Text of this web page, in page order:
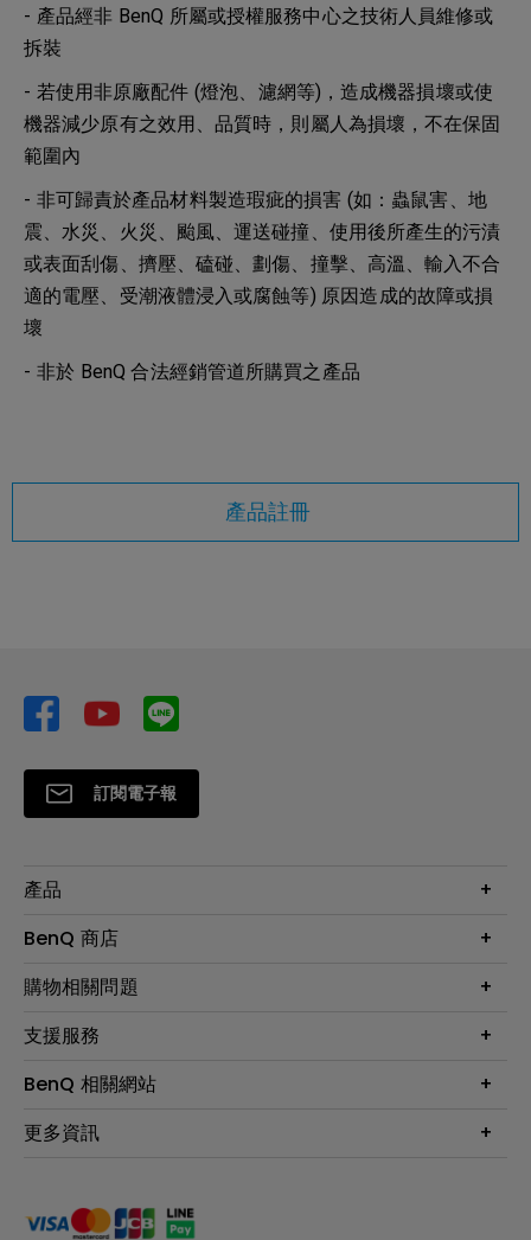
- 產品經非 BenQ 所屬或授權服務中心之技術人員維修或
拆裝
- 若使用非原廠配件 (燈泡、濾網等)，造成機器損壞或使
機器減少原有之效用、品質時，則屬人為損壞，不在保固
範圍內
- 非可歸責於產品材料製造瑕疵的損害 (如：蟲鼠害、地
震、水災、火災、颱風、運送碰撞、使用後所產生的污漬
或表面刮傷、擠壓、磕碰、劃傷、撞擊、高溫、輸入不合
適的電壓、受潮液體浸入或腐蝕等) 原因造成的故障或損
壞
- 非於 BenQ 合法經銷管道所購買之產品
產品註冊
訂閱電子報
產品
大型液晶
投影機
智慧照明
專業拍物視訊鏡頭
BenQ 商店
最新產品與活動
尋找銷售據點
會員綁定LINE教學
購物相關問題
第一次購物就上手
延長保固購買
贈品兌換網站首頁
支援服務
服務公告
保固條例
手冊與軟體下載
BenQ 相關網站
專業商用解決方案
BenQ 大娛樂家
更多資訊
永續發展